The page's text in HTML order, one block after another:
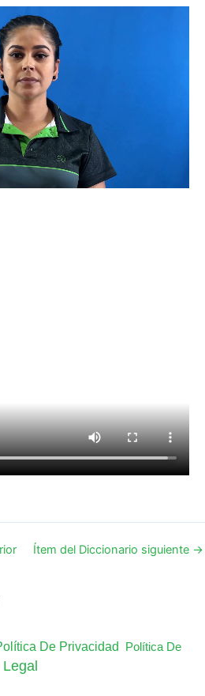
Ítem del Diccionario siguiente →
De Privacidad
Política De
Legal